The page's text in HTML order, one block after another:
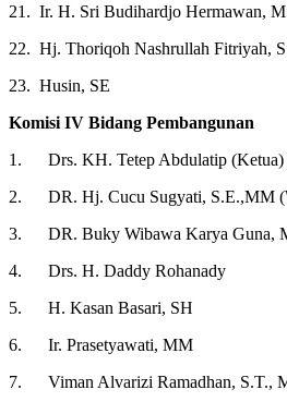
21. Ir. H. Sri Budihardjo Hermawan,
22. Hj. Thoriqoh Nashrullah Fitriyah,
23. Husin, SE
Komisi IV Bidang Pembangunan
1. Drs. KH. Tetep Abdulatip (Ketua)
2. DR. Hj. Cucu Sugyati, S.E.,MM
3. DR. Buky Wibawa Karya Guna,
4. Drs. H. Daddy Rohanady
5. H. Kasan Basari, SH
6. Ir. Prasetyawati, MM
7. Viman Alvarizi Ramadhan, S.T.,